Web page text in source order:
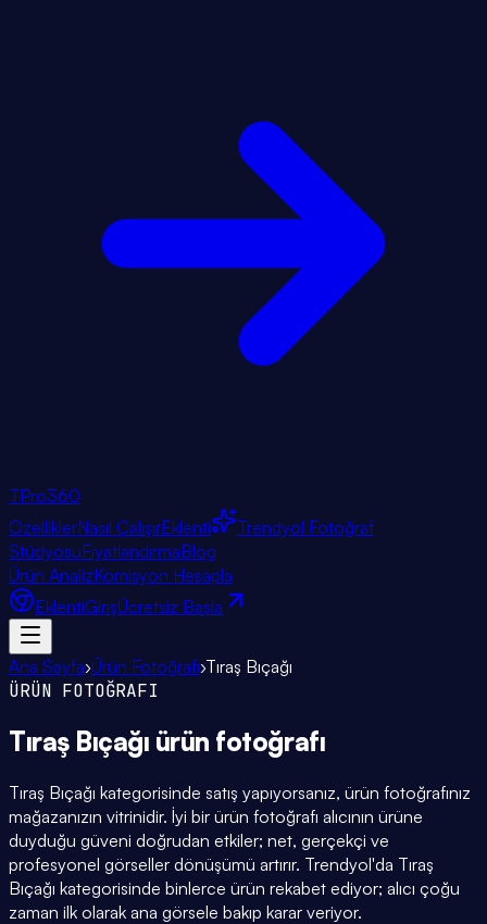
TPro360
ÖzelliklerNasıl ÇalışırEklenti
Trendyol Fotoğraf
StüdyosuFiyatlandırmaBlog
Ürün AnalizKomisyon Hesapla
EklentiGirişÜcretsiz Başla
Ana Sayfa›Ürün Fotoğrafı›Tıraş Bıçağı
ÜRÜN FOTOĞRAFI
Tıraş Bıçağı ürün fotoğrafı
Tıraş Bıçağı kategorisinde satış yapıyorsanız, ürün fotoğrafınız
mağazanızın vitrinidir. İyi bir ürün fotoğrafı alıcının ürüne
duyduğu güveni doğrudan etkiler; net, gerçekçi ve
profesyonel görseller dönüşümü artırır. Trendyol'da Tıraş
Bıçağı kategorisinde binlerce ürün rekabet ediyor; alıcı çoğu
zaman ilk olarak ana görsele bakıp karar veriyor.